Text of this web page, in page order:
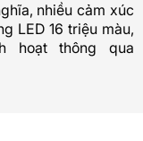
nhiều cảm xúc
LED 16 triệu màu,
hoạt thông qua